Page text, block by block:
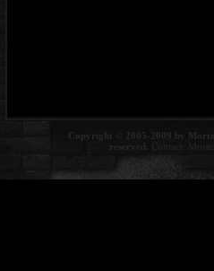
Copyright © 2005-2009 by
reserved. Contact: